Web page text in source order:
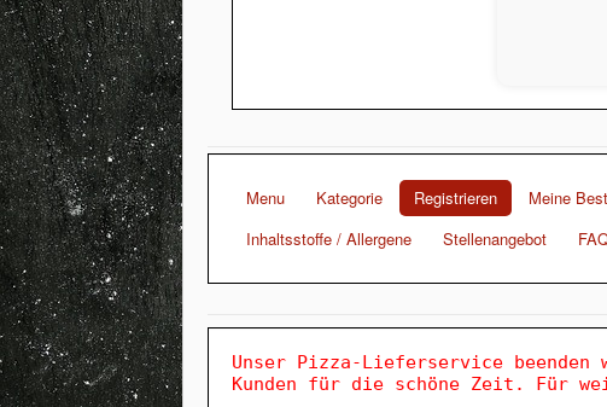
Menu Kategorie Registrieren Meine
Inhaltsstoffe / Allergene
Stellenangebot
Unser Pizza-Lieferservice
Kunden für die schöne Zeit. Für